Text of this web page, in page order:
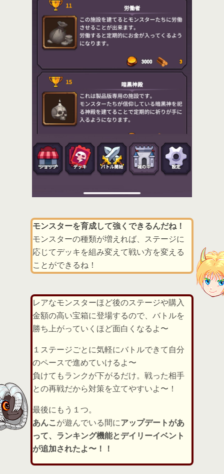
モンスターを育成して強くできるんだね！
モンスターの種類が増えれば、ステージに
応じてデッキを組み変えて戦い方を変える
ことができるね！
レアなモンスターほど後のステージや購入
金額の高い宝箱に登場するので、バトルを
勝ち上がっていくほど面白くなるよ〜
１ステージごとに気軽にバトルできて自分
のペースで進めていけるよ〜
負けてもランクが下がるだけ。戦った相手
との再戦だから対策を立てやすいよ〜！
最後にもう１つ。
あんこ が遊んでいる間にアップデートがあ
って、ランキング機能とデイリーイベント
が追加されたよ〜！！